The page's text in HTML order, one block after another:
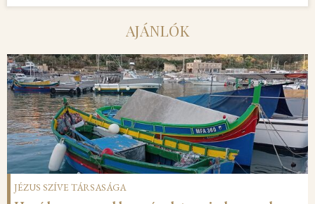
2026.08.28.
Jézus Szíve Társasága
Idősek Otthona
2026.08.30.
Évközi 22. vasárnapi
szentmise
AJÁNLÓK
JÉZUS SZÍVE TÁRSASÁGA